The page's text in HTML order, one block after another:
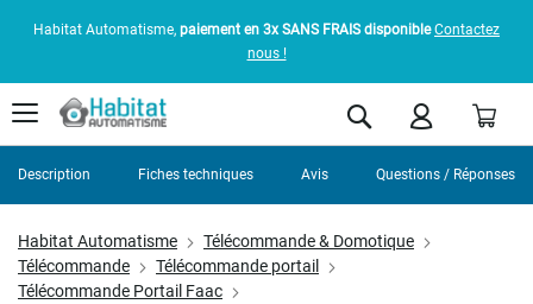
Habitat Automatisme, paiement en 3x SANS FRAIS disponible Contactez
nous !
Rechercher
Habitat Automatisme
Télécommande & Domotique
Télécommande
Télécommande portail
Télécommande Portail Faac
Description Fiches techniques Avis Questions / Réponses